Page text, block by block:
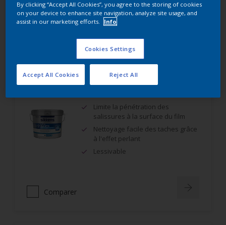
Alpha Rezisto Easy Clean Mat Velouté
Limite la pénétration des
salissures à la surface du film
Nettoyage facile des taches grâce
à l'effet perlant
Lessivable
Comparer
By clicking “Accept All Cookies”, you agree to the storing of cookies
on your device to enhance site navigation, analyze site usage, and
assist in our marketing efforts.
Info
Cookies Settings
Reject All
Accept All Cookies